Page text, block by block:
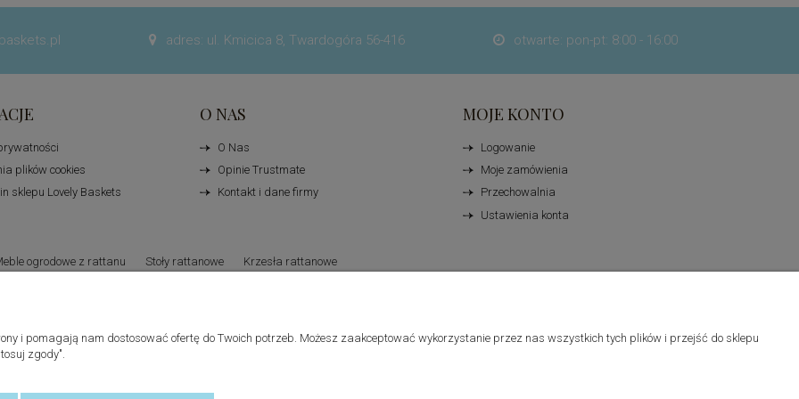
 adres: ul. Kmicica 8, Twardogóra 56-416  otwarte: pon-pt: 8:00 - 16:00
plików cookies
sklepu Lovely Baskets
O NAS
O Nas
Opinie Trustmate
Kontakt i dane firmy
MOJE KONTO
Logowanie
Moje zamówienia
Przechowalnia
Ustawienia konta
ogrodowe z rattanu Stoły rattanowe Krzesła rattanowe
i pomagają nam dostosować ofertę do Twoich potrzeb. Możesz zaakceptować wykorzystanie przez nas wszystkich tych plików i przejść do sklepu
zgody".